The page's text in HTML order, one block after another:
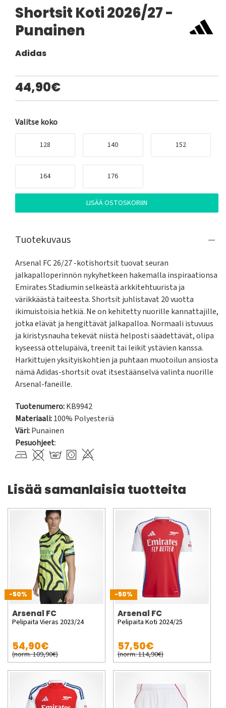
Shortsit Koti 2026/27 -
Punainen
Adidas
44,90€
Valitse koko
128 140 152
164 176
LISÄÄ OSTOSKORIIN
Tuotekuvaus
Arsenal FC 26/27 -kotishortsit tuovat seuran
jalkapalloperinnön nykyhetkeen hakemalla inspiraationsa
Emirates Stadiumin selkeästä arkkitehtuurista ja
värikkäästä taiteesta. Shortsit juhlistavat 20 vuotta
ikimuistoisia hetkiä. Ne on kehitetty nuorille kannattajille,
jotka elävät ja hengittävät jalkapalloa. Normaali istuvuus
ja kiristysnauha tekevät niistä helposti säädettävät, olipa
kyseessä ottelupäivä, treenit tai leikit ystävien kanssa.
Harkittujen yksityiskohtien ja puhtaan muotoilun ansiosta
nämä Adidas-shortsit ovat itsestäänselvä valinta nuorille
Arsenal-faneille.
Tuotenumero:KB9942
Materiaali:100% Polyesteriä
Väri:Punainen
Pesuohjeet:
Lisää samanlaisia tuotteita
-50%
Arsenal FC
Pelipaita Vieras 2023/24
54,90€
(norm. 109,90€)
-50%
Arsenal FC
Pelipaita Koti 2024/25
57,50€
(norm. 114,90€)